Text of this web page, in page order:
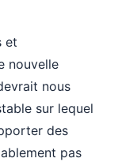
et
nouvelle
nous
sur lequel
des
pas